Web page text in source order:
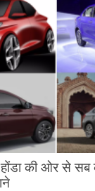
होंडा की ओर से सब